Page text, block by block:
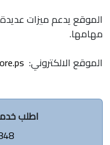
الموقع يدعم ميزات
مهامها.
الموقع الالكتروني:
اطلب